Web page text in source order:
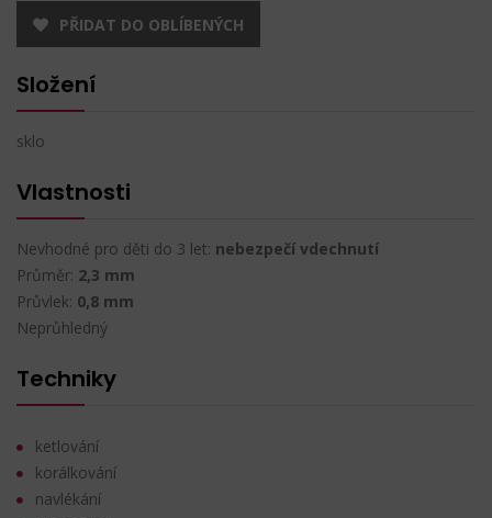
PŘIDAT DO OBLÍBENÝCH
Složení
sklo
Vlastnosti
Nevhodné pro děti do 3 let: nebezpečí vdechnutí
Průměr: 2,3 mm
Průvlek: 0,8 mm
Neprůhledný
Techniky
ketlování
korálkování
navlékání